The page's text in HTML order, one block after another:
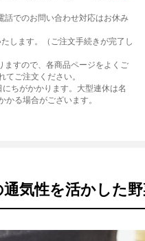
話でのお問い合わせ対応はお休み
たします。（ご注文手続きが完了し
ますので、各商品ページをよくご
ご注文ください。
ちがかかります。大型連休は名
かる場合がございます。
気性を活かした